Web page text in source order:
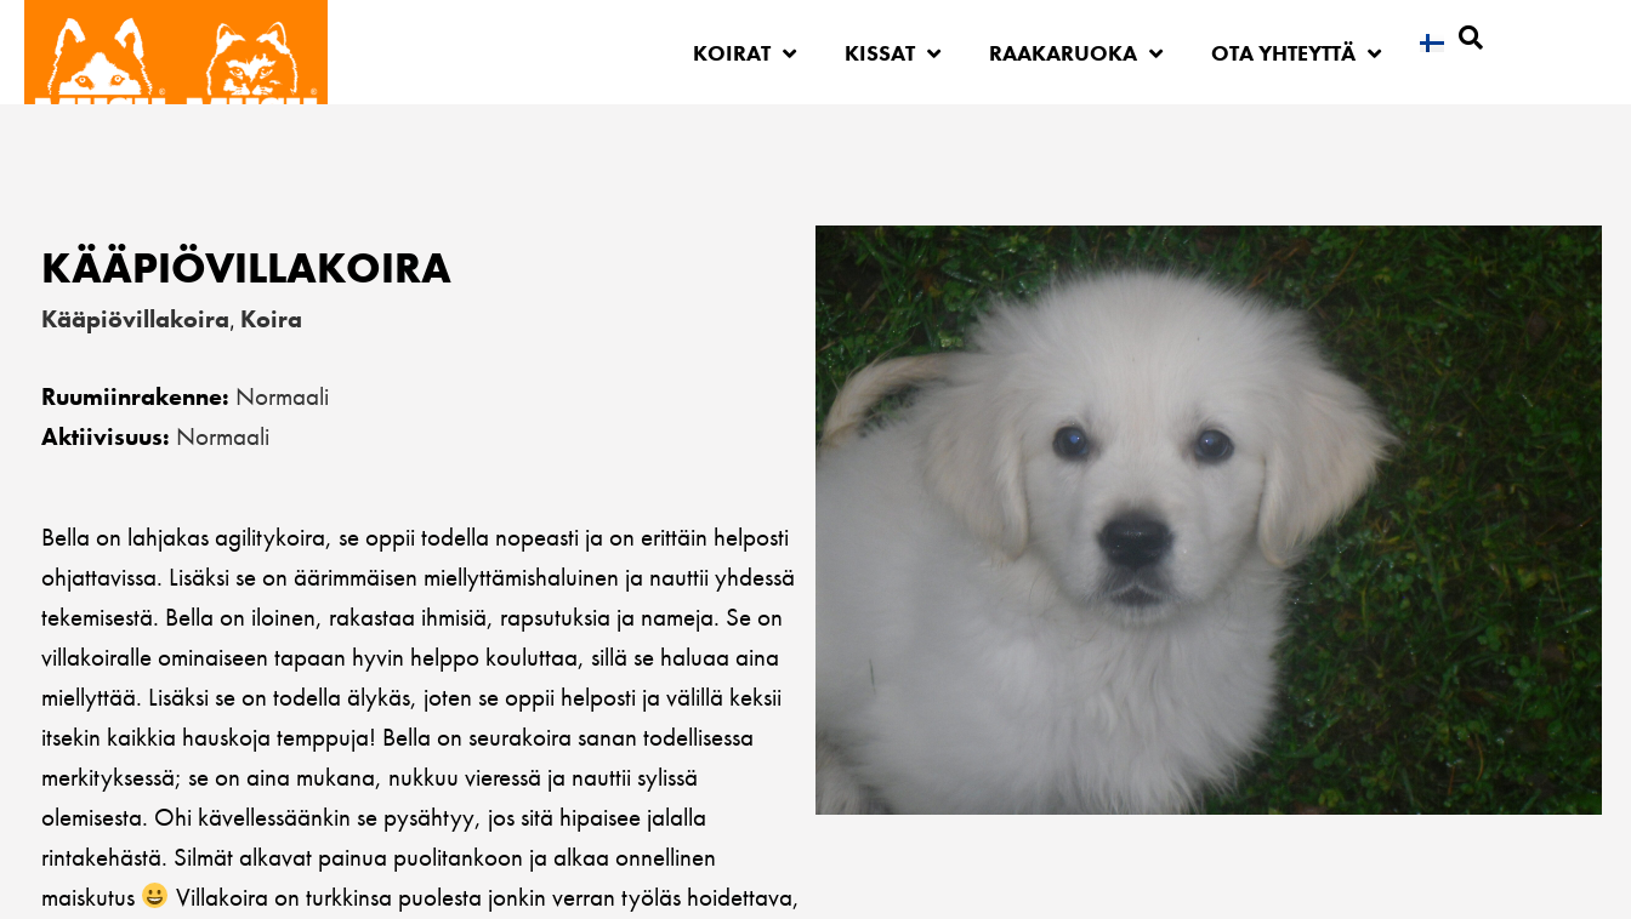
KOIRAT KISSAT RAAKARUOKA OTA YHTEYTTÄ
KÄÄPIÖVILLAKOIRA
Kääpiövillakoira, Koira
Ruumiinrakenne: Normaali
Aktiivisuus: Normaali
Bella on lahjakas agilitykoira, se oppii todella nopeasti ja on erittäin helposti
ohjattavissa. Lisäksi se on äärimmäisen miellyttämishaluinen ja nauttii yhdessä
tekemisestä. Bella on iloinen, rakastaa ihmisiä, rapsutuksia ja nameja. Se on
villakoiralle ominaiseen tapaan hyvin helppo kouluttaa, sillä se haluaa aina
miellyttää. Lisäksi se on todella älykäs, joten se oppii helposti ja välillä keksii
itsekin kaikkia hauskoja temppuja! Bella on seurakoira sanan todellisessa
merkityksessä; se on aina mukana, nukkuu vieressä ja nauttii sylissä
olemisesta. Ohi kävellessäänkin se pysähtyy, jos sitä hipaisee jalalla
rintakehästä. Silmät alkavat painua puolitankoon ja alkaa onnellinen
maiskutus
Villakoira on turkkinsa puolesta jonkin verran työläs hoidettava,